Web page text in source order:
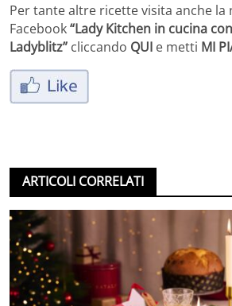
Per tante altre ricette visita anche la
Facebook“Lady Kitchen in cucina con
Ladyblitz” cliccando QUI e metti MI
ARTICOLI CORRELATI